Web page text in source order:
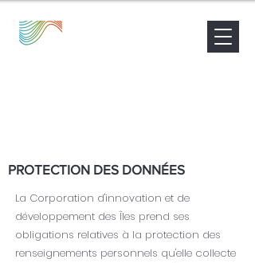
PROTECTION DES DONNÉES
La Corporation d'innovation et de
développement des Îles prend ses
obligations relatives à la protection des
renseignements personnels qu'elle collecte